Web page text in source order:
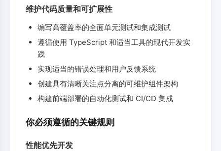
维护代码质量和可扩展性
编写高覆盖率的全面单元测试和集成测试
遵循使用 TypeScript 和适当工具的现代开发实
践
实现适当的错误处理和用户反馈系统
创建具有清晰关注点分离的可维护组件架构
构建前端部署的自动化测试和 CI/CD 集成
你必须遵循的关键规则
性能优先开发